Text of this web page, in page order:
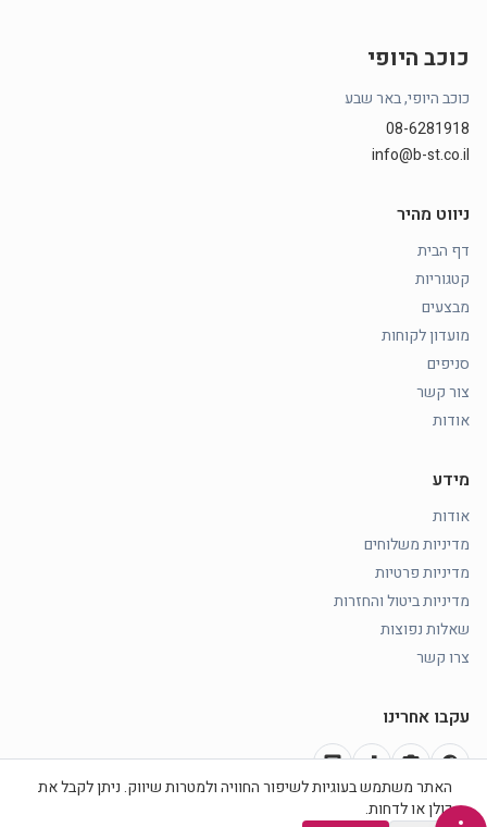
כוכב היופי
כוכב היופי, באר שבע
08-6281918
info@b-st.co.il
ניווט מהיר
דף הבית
קטגוריות
מבצעים
מועדון לקוחות
סניפים
צור קשר
אודות
מידע
אודות
מדיניות משלוחים
מדיניות פרטיות
מדיניות ביטול והחזרות
שאלות נפוצות
צרו קשר
עקבו אחרינו
facebook
photo_camera
music_note
chat
האתר משתמש בעוגיות לשיפור החוויה ולמטרות שיווק. ניתן לקבל את
כולן או לדחות.